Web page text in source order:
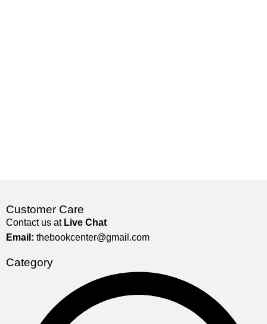
Customer Care
Contact us at Live Chat
Email: thebookcenter@gmail.com
Category